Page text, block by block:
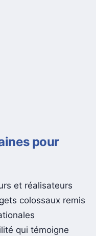
pour
et réalisateurs
colossaux remis
qui témoigne